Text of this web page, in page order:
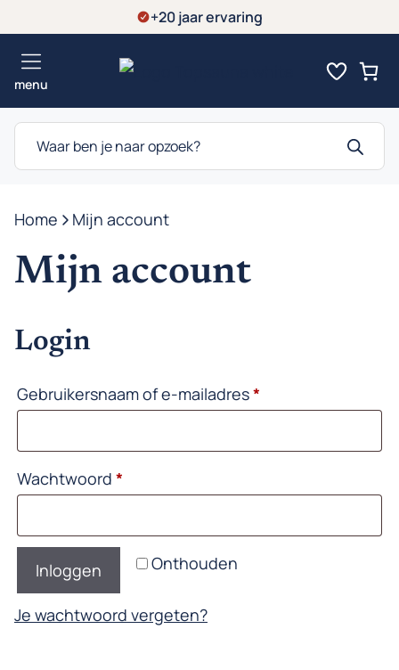
naar
inhoud
+20 jaar ervaring
menu
Producten
zoeken
Home - Mijn account
Mijn account
Login
Gebruikersnaam of e-mailadres*
Wachtwoord *
Onthouden
Inloggen
Je wachtwoord vergeten?